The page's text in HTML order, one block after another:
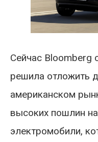
Сейчас Bloomberg
решила отложить
американском
высоких пошлин
электромобили,